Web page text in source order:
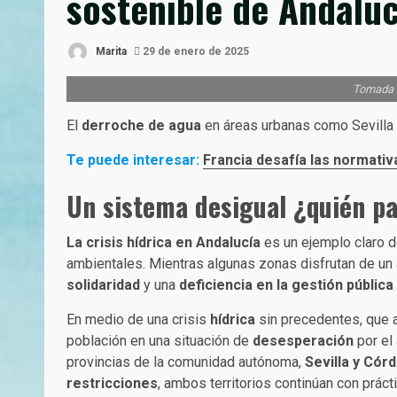
Marita 29 de enero de 2025
El derroche de agua en áreas urbanas como
Te puede interesar: Francia desafía las
Un sistema desigual ¿quién
La crisis hídrica en Andalucía es un ejemplo claro
ambientales. Mientras algunas zonas disfrutan de
solidaridad y una deficiencia en la gestión pública
En medio de una crisis hídrica sin precedentes, que
población en una situación de desesperación por el
provincias de la comunidad autónoma, Sevilla y
restricciones, ambos territorios continúan con